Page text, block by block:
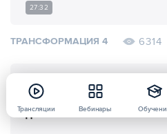
Трансляции Вебинары
27:32
ТРАНСФОРМАЦИЯ 4 6314
Как начать получать
дела